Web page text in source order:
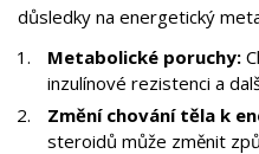
důsledky na energetický
Metabolické poruchy:
inzulínové rezistenci a
Změní chování těla k
steroidů může změnit